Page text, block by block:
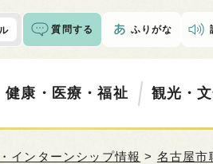
質問する ふりがな
健康・医療・福祉 観光・
インターンシップ情報 > 名古屋市